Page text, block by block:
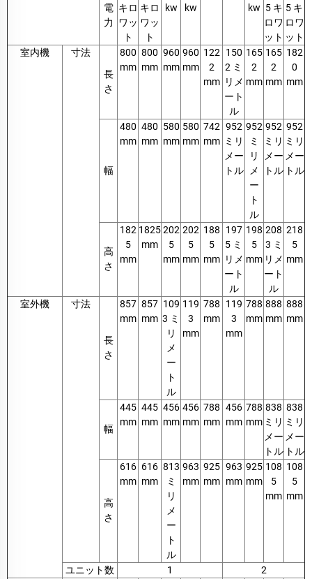
電
力
キロ
ワッ
ト
キロ
ワッ
ト
kw
kw
kw 5 キ
ロワ
ット
5 キ
ロワ
ット
室内機
寸法
長
さ
800
mm
800
mm
960
mm
960
mm
122
2
mm
150
2 ミ
リメ
ート
ル
165
2
mm
165
2
mm
182
0
mm
幅
480
mm
480
mm
580
mm
580
mm
742
mm
952
ミリ
メー
トル
952
ミ
リ
メ
ー
ト
ル
952
ミリ
メー
トル
952
ミリ
メー
トル
高
さ
182
5
mm
1825
mm
202
5
mm
202
5
mm
188
5
mm
197
5 ミ
リメ
ート
ル
198
5
mm
208
3 ミ
リメ
ート
ル
218
5
mm
室外機 寸法
長
さ
857
mm
857
mm
109
3 ミ
リ
メ
ー
ト
ル
119
3
mm
788
mm
119
3
mm
788
mm
888
mm
888
mm
幅
445
mm
445
mm
456
mm
456
mm
788
mm
456
mm
788
mm
838
ミリ
メー
トル
838
ミリ
メー
トル
高
さ
616
mm
616
mm
813
ミ
リ
メ
ー
ト
ル
963
mm
925
mm
963
mm
925
mm
108
5
mm
108
5
mm
ユニット数 1 2